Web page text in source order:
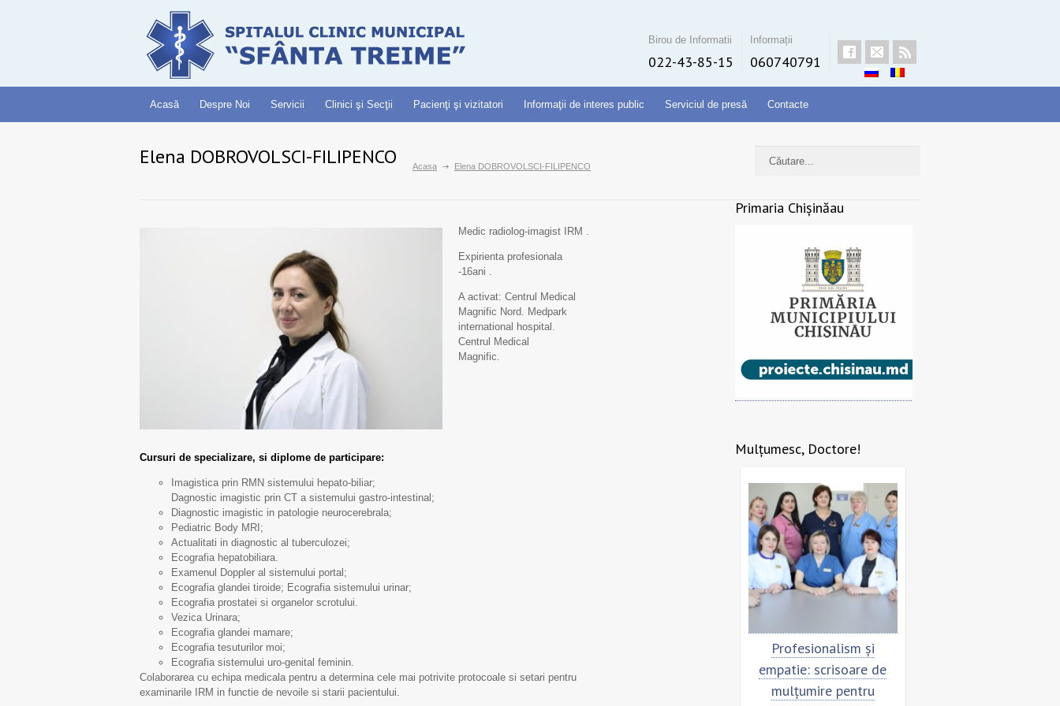
Birou de Informatii
022-43-85-15
Informații
060740791
Acasă Despre Noi Servicii Clinici şi Secţii Pacienţi şi vizitatori Informaţii de interes public Serviciul de presă Contacte
Elena DOBROVOLSCI-FILIPENCO Acasa Elena DOBROVOLSCI-FILIPENCO
Medic radiolog-imagist IRM .
Expirienta profesionala
-16ani .
A activat: Centrul Medical
Magnific Nord. Medpark
international hospital.
Centrul Medical
Magnific.
Cursuri de specializare, si diplome de participare:
Imagistica prin RMN sistemului hepato-biliar;
Dagnostic imagistic prin CT a sistemului gastro-intestinal;
Diagnostic imagistic in patologie neurocerebrala;
Pediatric Body MRI;
Actualitati in diagnostic al tuberculozei;
Ecografia hepatobiliara.
Examenul Doppler al sistemului portal;
Ecografia glandei tiroide; Ecografia sistemului urinar;
Ecografia prostatei si organelor scrotului.
Vezica Urinara;
Ecografia glandei mamare;
Ecografia tesuturilor moi;
Ecografia sistemului uro-genital feminin.
Colaborarea cu echipa medicala pentru a determina cele mai potrivite protocoale si setari pentru
examinarile IRM in functie de nevoile si starii pacientului.
Primaria Chișinăau
Mulțumesc, Doctore!
pentru Echipa IMSP
Profesionalism și
empatie: scrisoare de
mulțumire pentru